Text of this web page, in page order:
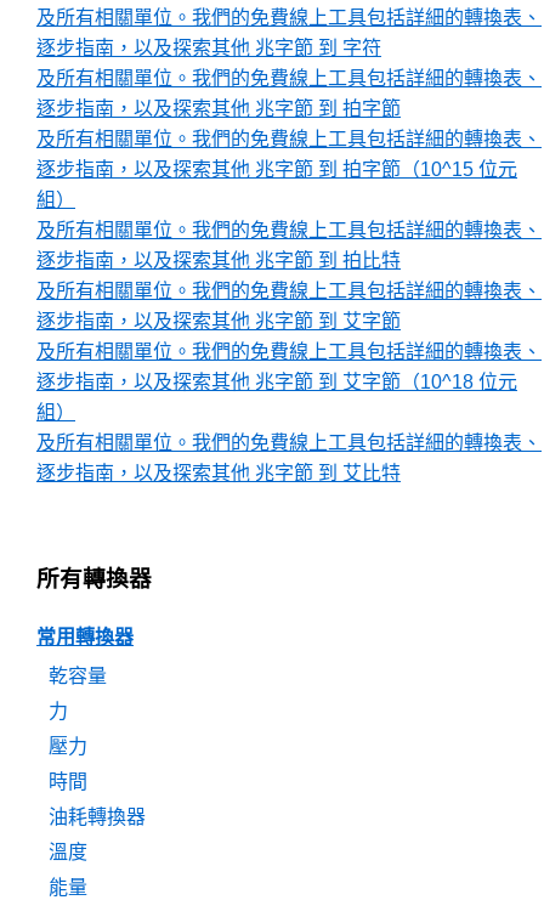
及所有相關單位。我們的免費線上工具包括詳細的轉換表、
逐步指南，以及探索其他 兆字節 到 字符
及所有相關單位。我們的免費線上工具包括詳細的轉換表、
逐步指南，以及探索其他 兆字節 到 拍字節
及所有相關單位。我們的免費線上工具包括詳細的轉換表、
逐步指南，以及探索其他 兆字節 到 拍字節（10^15 位元
組）
及所有相關單位。我們的免費線上工具包括詳細的轉換表、
逐步指南，以及探索其他 兆字節 到 拍比特
及所有相關單位。我們的免費線上工具包括詳細的轉換表、
逐步指南，以及探索其他 兆字節 到 艾字節
及所有相關單位。我們的免費線上工具包括詳細的轉換表、
逐步指南，以及探索其他 兆字節 到 艾字節（10^18 位元
組）
及所有相關單位。我們的免費線上工具包括詳細的轉換表、
逐步指南，以及探索其他 兆字節 到 艾比特
所有轉換器
常用轉換器
乾容量
力
壓力
時間
油耗轉換器
溫度
能量